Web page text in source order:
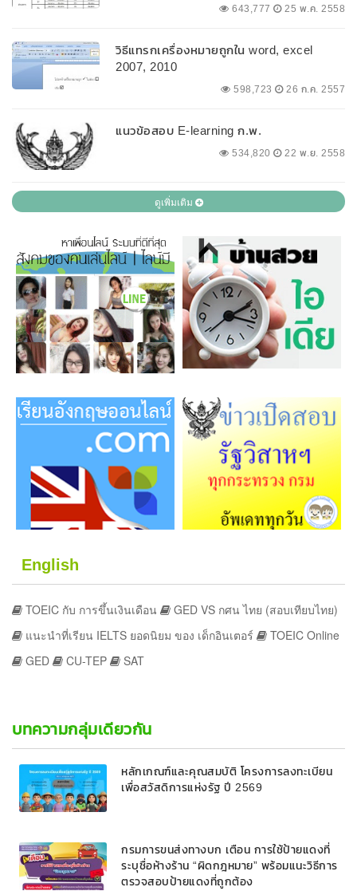
643,777 25 พ.ค. 2558
วิธีแทรกเครื่องหมายถูกใน word, excel
2007, 2010
598,723 26 ก.ค. 2557
แนวข้อสอบ E-learning ก.พ.
534,820 22 พ.ย. 2558
ดูเพิ่มเติม
English
TOEIC กับ การขึ้นเงินเดือน
GED VS กศน ไทย (สอบเทียบไทย)
แนะนำที่เรียน IELTS ยอดนิยม ของ เด็กอินเตอร์
TOEIC Online
GED
CU-TEP SAT
บทความกลุ่มเดียวกัน
หลักเกณฑ์และคุณสมบัติ โครงการลงทะเบียน
เพื่อสวัสดิการแห่งรัฐ ปี 2569
กรมการขนส่งทางบก เตือน การใช้ป้ายแดงที่
ระบุชื่อห้างร้าน “ผิดกฎหมาย” พร้อมแนะวิธีการ
ตรวจสอบป้ายแดงที่ถูกต้อง